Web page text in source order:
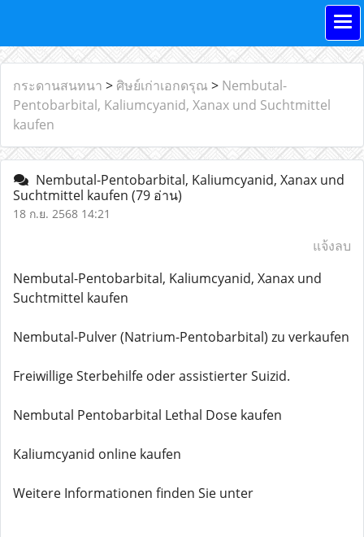
กระดานสนทนา > ศิษย์เก่าเอกดรุณ > Nembutal-
Pentobarbital, Kaliumcyanid, Xanax und Suchtmittel
kaufen
Nembutal-Pentobarbital, Kaliumcyanid, Xanax und
Suchtmittel kaufen (79 อ่าน)
18 ก.ย. 2568 14:21
แจ้งลบ
Nembutal-Pentobarbital, Kaliumcyanid, Xanax und
Suchtmittel kaufen
Nembutal-Pulver (Natrium-Pentobarbital) zu verkaufen
Freiwillige Sterbehilfe oder assistierter Suizid.
Nembutal Pentobarbital Lethal Dose kaufen
Kaliumcyanid online kaufen
Weitere Informationen finden Sie unter